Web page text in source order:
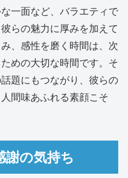
一面など、バラエティで
らの魅力に厚みを加えて
、感性を磨く時間は、次
めの大切な時間です。そ
題にもつながり、彼らの
間味あふれる素顔こそ
謝の気持ち